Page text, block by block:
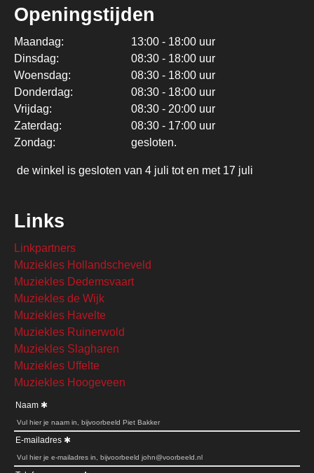
Openingstijden
Maandag:
13:00 - 18:00 uur
Dinsdag:
08:30 - 18:00 uur
Woensdag:
08:30 - 18:00 uur
Donderdag:
08:30 - 18:00 uur
Vrijdag:
08:30 - 20:00 uur
Zaterdag:
08:30 - 17:00 uur
Zondag:
gesloten.
de winkel is gesloten van 4 juli tot en met 17 juli
Links
Linkpartners
Muziekles Hollandscheveld
Muziekles Dedemsvaart
Muziekles de Wijk
Muziekles Havelte
Muziekles Ruinerwold
Muziekles Slagharen
Muziekles Uffelte
Muziekles Hoogeveen
Naam
E-mailadres